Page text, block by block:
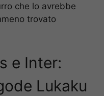
che lo avrebbe
trovato
e Inter:
Lukaku